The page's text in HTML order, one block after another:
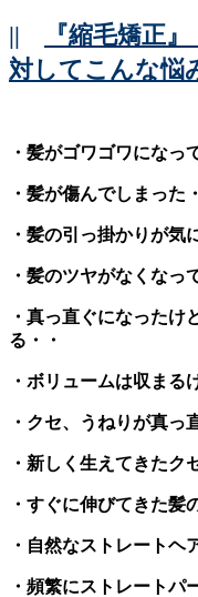
||
『縮毛矯正
対してこんな悩
・髪がゴワゴワになっ
・髪が傷んでしまった
・髪の引っ掛かりが気
・髪のツヤがなくなっ
・真っ直ぐになったけ
る・・
・ボリュームは収まる
・クセ、うねりが真っ
・新しく生えてきたク
・すぐに伸びてきた髪
・自然なストレートヘ
・頻繁にストレートパ